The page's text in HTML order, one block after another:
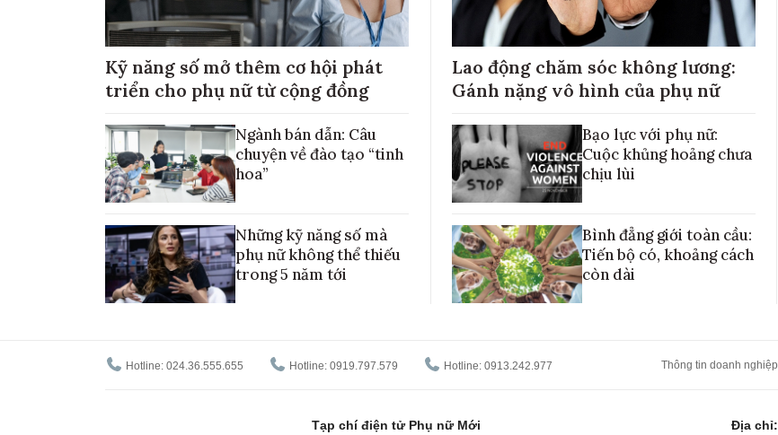
Kỹ năng số mở thêm cơ hội phát
triển cho phụ nữ từ cộng đồng
Ngành bán dẫn: Câu
chuyện về đào tạo “tinh
hoa”
Những kỹ năng số mà
phụ nữ không thể thiếu
trong 5 năm tới
Lao động chăm sóc không lương:
Gánh nặng vô hình của phụ nữ
Bạo lực với phụ nữ:
Cuộc khủng hoảng chưa
chịu lùi
Bình đẳng giới toàn cầu:
Tiến bộ có, khoảng cách
còn dài
Hotline: 024.36.555.655 Hotline: 0919.797.579 Hotline: 0913.242.977 Thông tin doanh nghiệp
Tạp chí điện tử Phụ nữ Mới
Địa chỉ: